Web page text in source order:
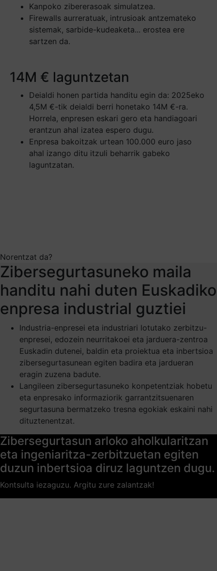
Kanpoko zibererasoak simulatzea.
Firewalls aurreratuak, intrusioak antzemateko
sistemak, sarbide-kudeaketa... erostea ere
sartzen da.
14M € laguntzetan
Deialdi honen partida handitu egin da: 2025eko
4,5M €-tik deialdi berri honetako 14M €-ra.
Horrela, enpresen eskari gero eta handiagoari
erantzun ahal izatea espero dugu.
Enpresa bakoitzak urtean 100.000 euro jaso
ahal izango ditu itzuli beharrik gabeko
laguntzatan.
Norentzat da?
Zibersegurtasuneko maila
handitu nahi duten Euskadiko
enpresa industrial guztiei
Industria-enpresei eta industriari lotutako zerbitzu-
enpresei, edozein neurritakoei eta jarduera-zentroa
Euskadin dutenei, baldin eta proiektua eta inbertsioa
zibersegurtasunean egiten badira eta jardueran
eragin zuzena badute.
Langileen zibersegurtasuneko konpetentziak hobetu
eta enpresako informaziorik garrantzitsuenaren
segurtasuna bermatzeko tresna egokiak eskaini nahi
dituztenentzat.
Zibersegurtasun arloko aholkularitzan
eta ingeniaritza-zerbitzuetan egiten
duzun inbertsioa diruz laguntzen dugu.
Kontsulta iezaguzu. Argitu zure zalantzak!